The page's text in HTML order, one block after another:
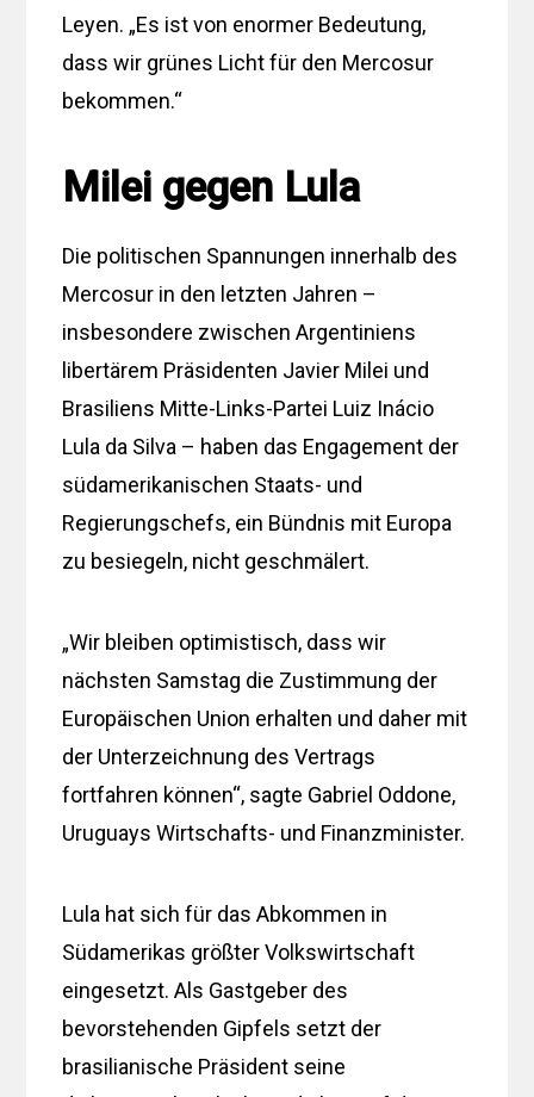
Leyen. „Es ist von enormer Bedeutung,
dass wir grünes Licht für den Mercosur
bekommen.“
Milei gegen Lula
Die politischen Spannungen innerhalb des
Mercosur in den letzten Jahren –
insbesondere zwischen Argentiniens
libertärem Präsidenten Javier Milei und
Brasiliens Mitte-Links-Partei Luiz Inácio
Lula da Silva – haben das Engagement der
südamerikanischen Staats- und
Regierungschefs, ein Bündnis mit Europa
zu besiegeln, nicht geschmälert.
„Wir bleiben optimistisch, dass wir
nächsten Samstag die Zustimmung der
Europäischen Union erhalten und daher mit
der Unterzeichnung des Vertrags
fortfahren können“, sagte Gabriel Oddone,
Uruguays Wirtschafts- und Finanzminister.
Lula hat sich für das Abkommen in
Südamerikas größter Volkswirtschaft
eingesetzt. Als Gastgeber des
bevorstehenden Gipfels setzt der
brasilianische Präsident seine